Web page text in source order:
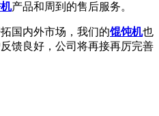
产品和周到的售后服务。
国内外市场，我们的馄饨机也
馈良好，公司将再接再厉完善